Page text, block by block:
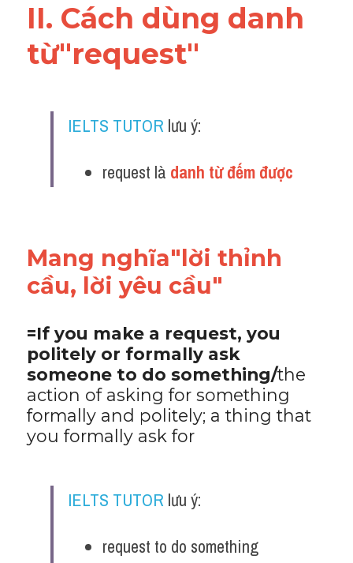
II. Cách dùng danh
từ"request"
IELTS TUTOR lưu ý:
request là danh từ đếm được
Mang nghĩa"lời thỉnh
cầu, lời yêu cầu"
=If you make a request, you
politely or formally ask
someone to do something/the
action of asking for something
formally and politely; a thing that
you formally ask for
IELTS TUTOR lưu ý:
request to do something